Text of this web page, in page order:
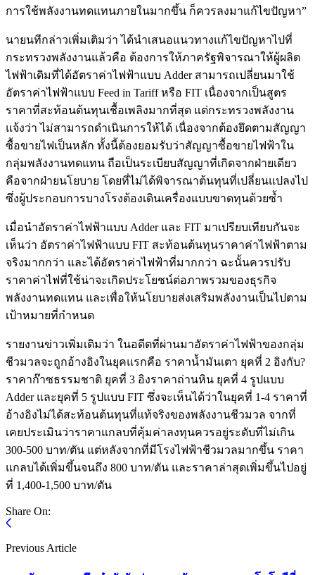
การใช้พลังงานทดแทนภายในมากขึ้น ก็ควรลงมาแก้ไขปัญหา”
นายนทีกล่าวเพิ่มเติมว่า ได้นำเสนอแนวทางแก้ไขปัญหาไปที่
กระทรวงพลังงานแล้วคือ ต้องการให้ภาครัฐพิจารณาให้ผู้ผลิต
ไฟฟ้าเดิมที่ได้อัตราค่าไฟฟ้าแบบ Adder สามารถเปลี่ยนมาใช้
อัตราค่าไฟฟ้าแบบ Feed in Tariff หรือ FIT เนื่องจากเป็นสูตร
ราคาที่สะท้อนต้นทุนเชื้อเพลิงมากที่สุด แต่กระทรวงพลังงาน
แจ้งว่า ไม่สามารถดำเนินการให้ได้ เนื่องจากต้องยึดตามสัญญา
ซื้อขายไฟเป็นหลัก ทั้งนี้ต้องยอมรับว่าสัญญาซื้อขายไฟฟ้าใน
กลุ่มพลังงานทดแทน ถือเป็นระเบียบสัญญาที่เกิดจากฝ่ายเดียว
คือจากฝ่ายนโยบาย โดยที่ไม่ได้พิจารณาต้นทุนที่เปลี่ยนแปลงไป
ซึ่งผู้ประกอบการบางโรงต้องเดินเครื่องแบบขาดทุนด้วยซ้ำ
เมื่อนำอัตราค่าไฟฟ้าแบบ Adder และ FIT มาเปรียบเทียบกันจะ
เห็นว่า อัตราค่าไฟฟ้าแบบ FIT สะท้อนต้นทุนราคาค่าไฟฟ้าตาม
จริงมากกว่า และได้อัตราค่าไฟฟ้าที่มากกว่า ฉะนั้นควรปรับ
ราคาค่าไฟที่ใช้น่าจะเกิดประโยชน์ต่อภาพรวมของธุรกิจ
พลังงานทดแทน และเพื่อให้นโยบายส่งเสริมพลังงานเป็นไปตาม
เป้าหมายที่กำหนด
รายงานข่าวเพิ่มเติมว่า ในอดีตที่ผ่านมาอัตราค่าไฟฟ้าของกลุ่ม
ชีวมวลจะถูกอ้างอิงในยุคแรกคือ ราคาน้ำมันเตา ยุคที่ 2 อิงกับ?
ราคาก๊าซธรรมชาติ ยุคที่ 3 อิงราคาถ่านหิน ยุคที่ 4 รูปแบบ
Adder และยุคที่ 5 รูปแบบ FIT ซึ่งจะเห็นได้ว่าในยุคที่ 1-4 ราคาที่
อ้างอิงไม่ได้สะท้อนต้นทุนที่แท้จริงของพลังงานชีวมวล จากที่
เคยประเมินว่าราคาแกลบที่คุ้มค่าลงทุนควรอยู่ระดับที่ไม่เกิน
300-500 บาท/ตัน แต่หลังจากที่มีโรงไฟฟ้าชีวมวลมากขึ้น ราคา
แกลบได้เพิ่มขึ้นจนถึง 800 บาท/ตัน และราคาล่าสุดเพิ่มขึ้นไปอยู่
ที่ 1,400-1,500 บาท/ตัน
Share On:
Previous Article